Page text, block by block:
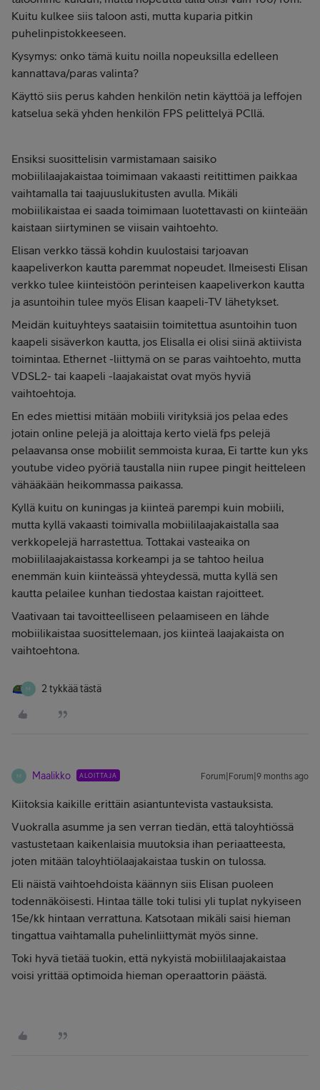
Kuitu kulkee siis taloon asti, mutta kuparia pitkin
puhelinpistokkeeseen.
Kysymys: onko tämä kuitu noilla nopeuksilla edelleen
kannattava/paras valinta?
Käyttö siis perus kahden henkilön netin käyttöä ja leffojen
katselua sekä yhden henkilön FPS pelittelyä PCllä.
Ensiksi suosittelisin varmistamaan saisiko
mobiililaajakaistaa toimimaan vakaasti reitittimen paikkaa
vaihtamalla tai taajuuslukitusten avulla. Mikäli
mobiilikaistaa ei saada toimimaan luotettavasti on kiinteään
kaistaan siirtyminen se viisain vaihtoehto.
Elisan verkko tässä kohdin kuulostaisi tarjoavan
kaapeliverkon kautta paremmat nopeudet. Ilmeisesti Elisan
verkko tulee kiinteistöön perinteisen kaapeliverkon kautta
ja asuntoihin tulee myös Elisan kaapeli-TV lähetykset.
Meidän kuituyhteys saataisiin toimitettua asuntoihin tuon
kaapeli sisäverkon kautta, jos Elisalla ei olisi siinä aktiivista
toimintaa. Ethernet -liittymä on se paras vaihtoehto, mutta
VDSL2- tai kaapeli -laajakaistat ovat myös hyviä
vaihtoehtoja.
En edes miettisi mitään mobiili virityksiä jos pelaa edes
jotain online pelejä ja aloittaja kerto vielä fps pelejä
pelaavansa onse mobiilit semmoista kuraa, Ei tartte kun yks
youtube video pyöriä taustalla niin rupee pingit heitteleen
vähääkään heikommassa paikassa.
Kyllä kuitu on kuningas ja kiinteä parempi kuin mobiili,
mutta kyllä vakaasti toimivalla mobiililaajakaistalla saa
verkkopelejä harrastettua. Tottakai vasteaika on
mobiililaajakaistassa korkeampi ja se tahtoo heilua
enemmän kuin kiinteässä yhteydessä, mutta kyllä sen
kautta pelailee kunhan tiedostaa kaistan rajoitteet.
Vaativaan tai tavoitteelliseen pelaamiseen en lähde
mobiilikaistaa suosittelemaan, jos kiinteä laajakaista on
vaihtoehtona.
M 2 tykkää tästä
M Maalikko ALOITTAJA Forum|Forum|9 months ago
Kiitoksia kaikille erittäin asiantuntevista vastauksista.
Vuokralla asumme ja sen verran tiedän, että taloyhtiössä
vastustetaan kaikenlaisia muutoksia ihan periaatteesta,
joten mitään taloyhtiölaajakaistaa tuskin on tulossa.
Eli näistä vaihtoehdoista käännyn siis Elisan puoleen
todennäköisesti. Hintaa tälle toki tulisi yli tuplat nykyiseen
15e/kk hintaan verrattuna. Katsotaan mikäli saisi hieman
tingattua vaihtamalla puhelinliittymät myös sinne.
Toki hyvä tietää tuokin, että nykyistä mobiililaajakaistaa
voisi yrittää optimoida hieman operaattorin päästä.